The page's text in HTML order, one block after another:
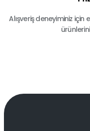
Alışveriş deneyiminiz için